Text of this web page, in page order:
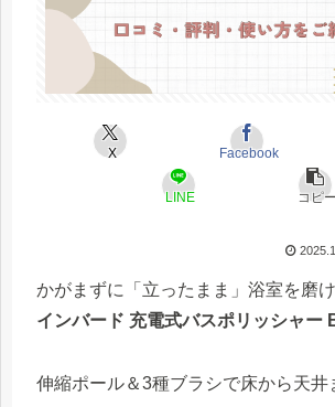
X Facebook
LINE コピー
かがまずに「立ったまま」浴室を磨
インバード 充電式バスポリッシャー
伸縮ポール＆3種ブラシで床から天井